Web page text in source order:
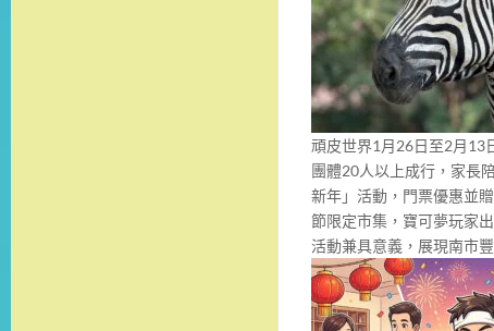
頑皮世界1月26日至2月13
團體20人以上成行，家長
新年」活動，門票優惠並
節限定市集，寶可夢玩家
活動兼具意義，展現南市